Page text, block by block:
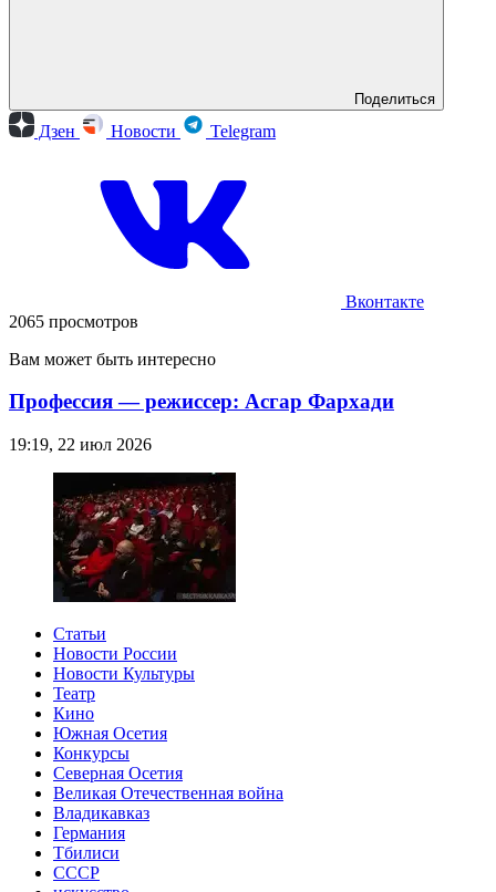
Поделиться
Дзен Новости Telegram
Вконтакте
2065 просмотров
Вам может быть интересно
Профессия — режиссер: Асгар Фархади
19:19, 22 июл 2026
Статьи
Новости России
Новости Культуры
Театр
Кино
Южная Осетия
Конкурсы
Северная Осетия
Великая Отечественная война
Владикавказ
Германия
Тбилиси
СССР